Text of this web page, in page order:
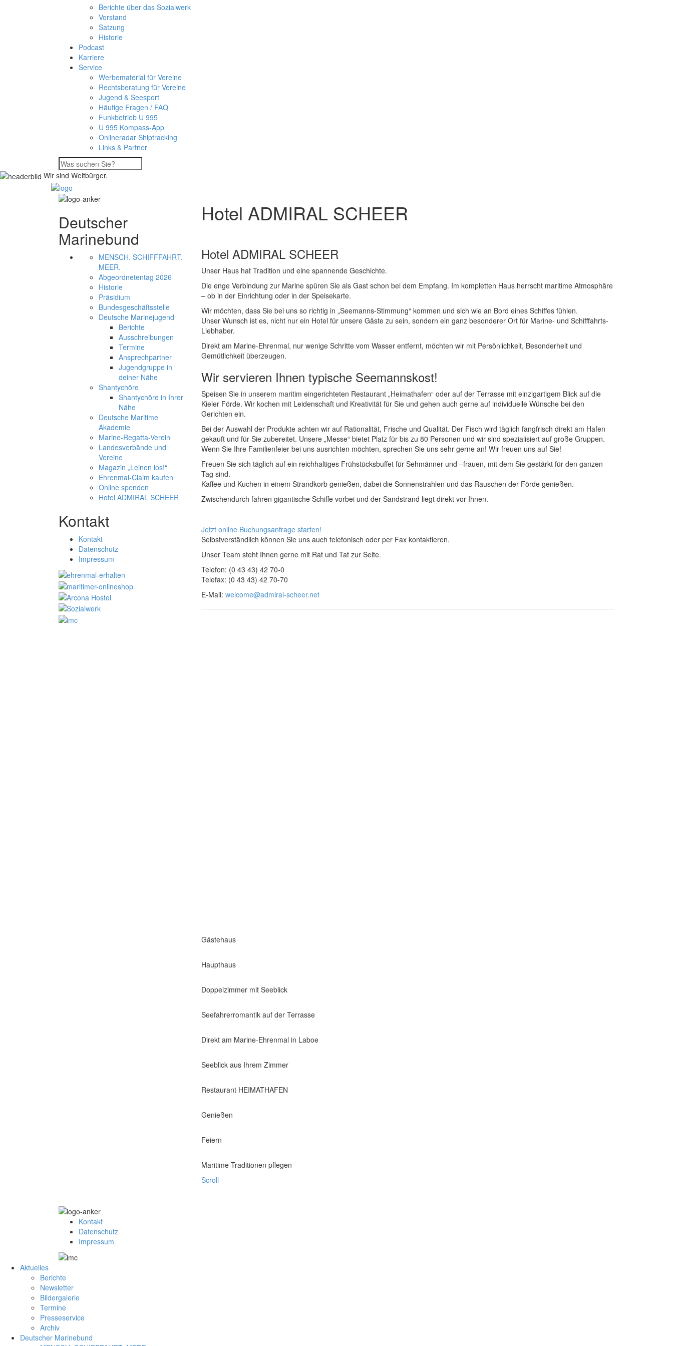
Berichte über das Sozialwerk
Vorstand
Satzung
Historie
Podcast
Karriere
Service
Werbematerial für Vereine
Rechtsberatung für Vereine
Jugend & Seesport
Häufige Fragen / FAQ
Funkbetrieb U 995
U 995 Kompass-App
Onlineradar Shiptracking
Links & Partner
Wir sind Weltbürger.
Deutscher
Marinebund
MENSCH. SCHIFFFAHRT.
MEER.
Abgeordnetentag 2026
Historie
Präsidium
Bundesgeschäftsstelle
Deutsche Marinejugend
Berichte
Ausschreibungen
Termine
Ansprechpartner
Jugendgruppe in
deiner Nähe
Shantychöre
Shantychöre in Ihrer
Nähe
Deutsche Maritime
Akademie
Marine-Regatta-Verein
Landesverbände und
Vereine
Magazin „Leinen los!“
Ehrenmal-Claim kaufen
Online spenden
Hotel ADMIRAL SCHEER
Kontakt
Kontakt
Datenschutz
Impressum
Hotel ADMIRAL SCHEER
Hotel ADMIRAL SCHEER
Unser Haus hat Tradition und eine spannende Geschichte.
Die enge Verbindung zur Marine spüren Sie als Gast schon bei dem Empfang. Im kompletten Haus herrscht maritime Atmosphäre
– ob in der Einrichtung oder in der Speisekarte.
Wir möchten, dass Sie bei uns so richtig in „Seemanns-Stimmung“ kommen und sich wie an Bord eines Schiffes fühlen.
Unser Wunsch ist es, nicht nur ein Hotel für unsere Gäste zu sein, sondern ein ganz besonderer Ort für Marine- und Schifffahrts-
Liebhaber.
Direkt am Marine-Ehrenmal, nur wenige Schritte vom Wasser entfernt, möchten wir mit Persönlichkeit, Besonderheit und
Gemütlichkeit überzeugen.
Wir servieren Ihnen typische Seemannskost!
Speisen Sie in unserem maritim eingerichteten Restaurant „Heimathafen“ oder auf der Terrasse mit einzigartigem Blick auf die
Kieler Förde. Wir kochen mit Leidenschaft und Kreativität für Sie und gehen auch gerne auf individuelle Wünsche bei den
Gerichten ein.
Bei der Auswahl der Produkte achten wir auf Rationalität, Frische und Qualität. Der Fisch wird täglich fangfrisch direkt am Hafen
gekauft und für Sie zubereitet. Unsere „Messe“ bietet Platz für bis zu 80 Personen und wir sind spezialisiert auf große Gruppen.
Wenn Sie Ihre Familienfeier bei uns ausrichten möchten, sprechen Sie uns sehr gerne an! Wir freuen uns auf Sie!
Freuen Sie sich täglich auf ein reichhaltiges Frühstücksbuffet für Sehmänner und –frauen, mit dem Sie gestärkt für den ganzen
Tag sind.
Kaffee und Kuchen in einem Strandkorb genießen, dabei die Sonnenstrahlen und das Rauschen der Förde genießen.
Zwischendurch fahren gigantische Schiffe vorbei und der Sandstrand liegt direkt vor Ihnen.
Jetzt online Buchungsanfrage starten!
Selbstverständlich können Sie uns auch telefonisch oder per Fax kontaktieren.
Unser Team steht Ihnen gerne mit Rat und Tat zur Seite.
Telefon: (0 43 43) 42 70-0
Telefax: (0 43 43) 42 70-70
E-Mail: welcome@admiral-scheer.net
Gästehaus
Haupthaus
Doppelzimmer mit Seeblick
Seefahrerromantik auf der Terrasse
Direkt am Marine-Ehrenmal in Laboe
Seeblick aus Ihrem Zimmer
Restaurant HEIMATHAFEN
Genießen
Feiern
Maritime Traditionen pflegen
Scroll
Kontakt
Datenschutz
Impressum
Aktuelles
Berichte
Newsletter
Bildergalerie
Termine
Presseservice
Archiv
Deutscher Marinebund